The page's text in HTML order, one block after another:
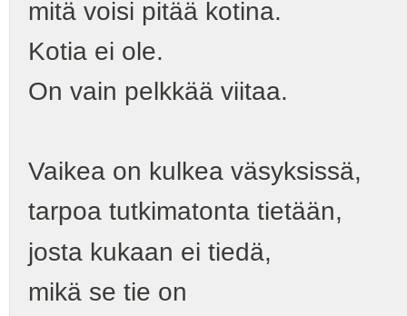
mitä voisi pitää kotina.
Kotia ei ole.
On vain pelkkää viitaa.
Vaikea on kulkea väsyksissä,
tarpoa tutkimatonta tietään,
josta kukaan ei tiedä,
mikä se tie on